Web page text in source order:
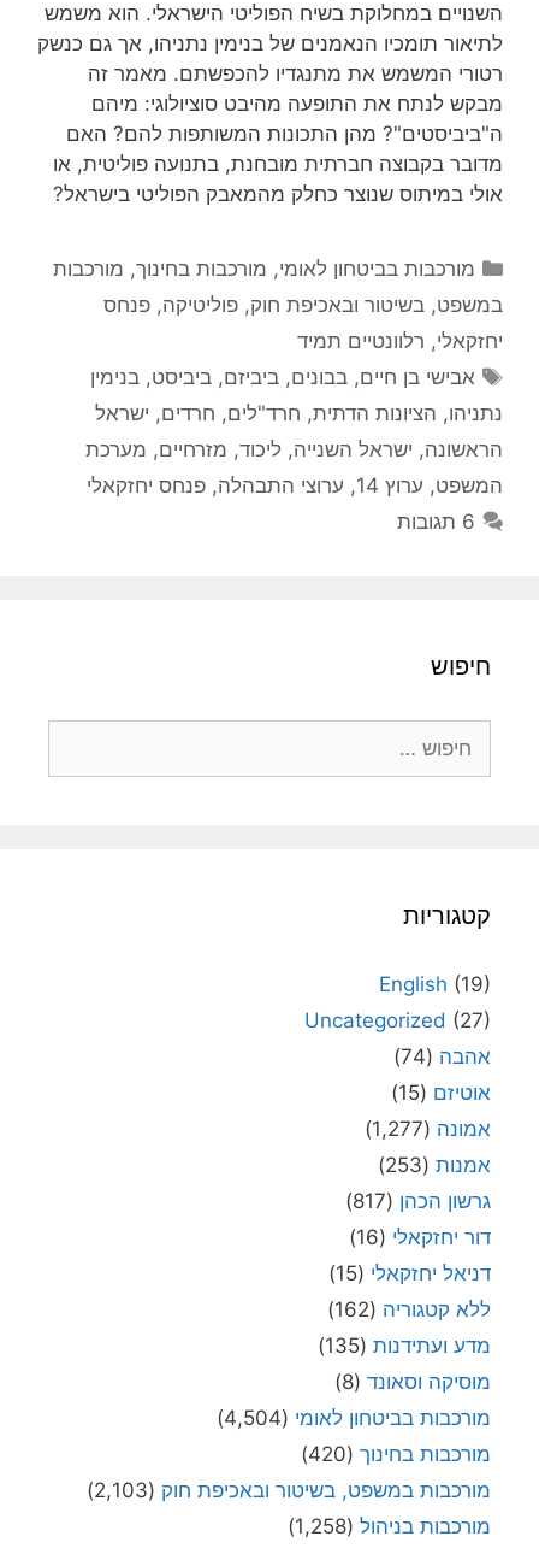
השנויים במחלוקת בשיח הפוליטי הישראלי. הוא משמש
לתיאור תומכיו הנאמנים של בנימין נתניהו, אך גם כנשק
רטורי המשמש את מתנגדיו להכפשתם. מאמר זה
מבקש לנתח את התופעה מהיבט סוציולוגי: מיהם
ה"ביביסטים"? מהן התכונות המשותפות להם? האם
מדובר בקבוצה חברתית מובחנת, בתנועה פוליטית, או
אולי במיתוס שנוצר כחלק מהמאבק הפוליטי בישראל?
קטגוריות
מורכבות בביטחון לאומי, מורכבות בחינוך, מורכבות
במשפט, בשיטור ובאכיפת חוק, פוליטיקה, פנחס
יחזקאלי, רלוונטיים תמיד
תגיות
אבישי בן חיים,בבונים,ביביזם,ביביסט,בנימין
נתניהו, הציונות הדתית, חרד"לים, חרדים, ישראל
הראשונה, ישראל השנייה, ליכוד, מזרחיים, מערכת
המשפט, ערוץ 14 , ערוצי התבהלה, פנחס יחזקאלי
6 תגובות
חיפוש
קטגוריות
English (19)
Uncategorized (27)
אהבה (74)
אוטיזם (15)
אמונה (1,277)
אמנות (253)
גרשון הכהן (817)
דור יחזקאלי (16)
דניאל יחזקאלי (15)
ללא קטגוריה (162)
מדע ועתידנות (135)
מוסיקה וסאונד (8)
מורכבות בביטחון לאומי (4,504)
מורכבות בחינוך (420)
מורכבות במשפט, בשיטור ובאכיפת חוק (2,103)
מורכבות בניהול (1,258)